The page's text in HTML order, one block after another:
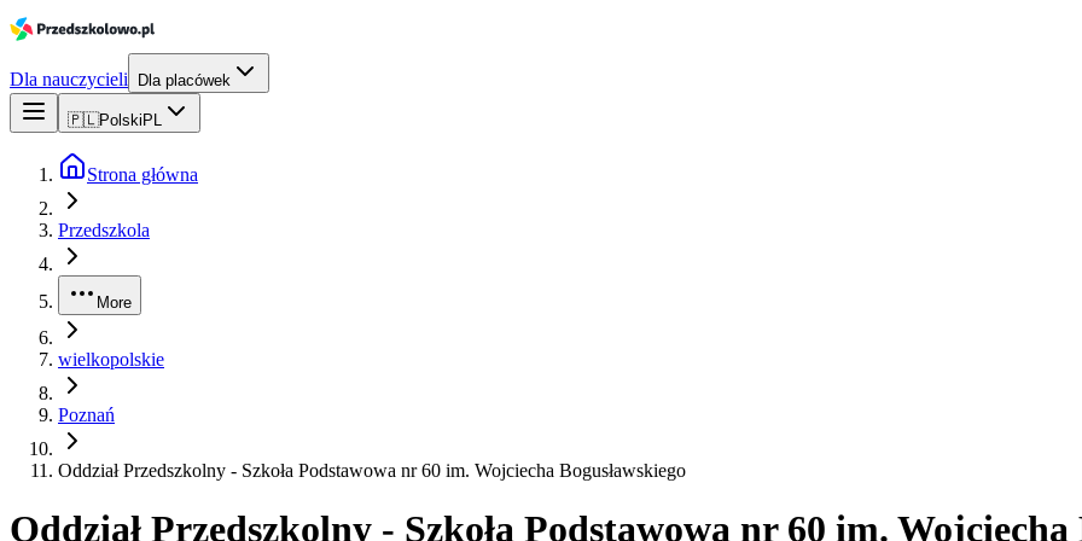
Dla nauczycieli Dla placówek
🇵🇱Polski PL
Strona główna
Przedszkola
More
wielkopolskie
Poznań
Oddział Przedszkolny - Szkoła Podstawowa nr 60 im. Wojciecha Bogusławskiego
Oddział Przedszkolny - Szkoła Podstawowa nr 60 im. Wojciecha